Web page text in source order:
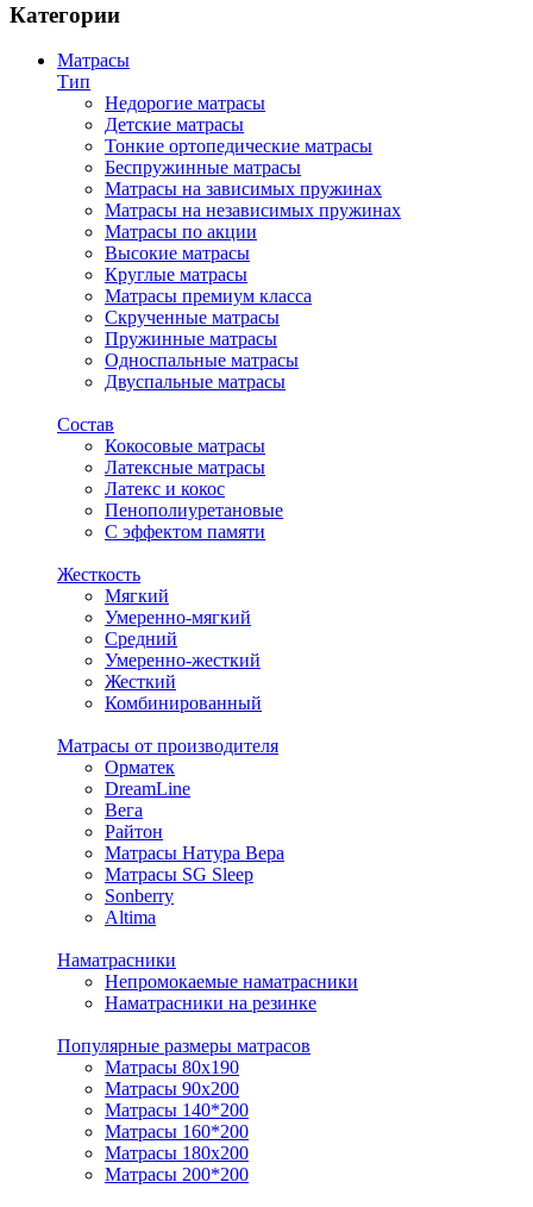
Категории
Матрасы
Тип
Недорогие матрасы
Детские матрасы
Тонкие ортопедические матрасы
Беспружинные матрасы
Матрасы на зависимых пружинах
Матрасы на независимых пружинах
Матрасы по акции
Высокие матрасы
Круглые матрасы
Матрасы премиум класса
Скрученные матрасы
Пружинные матрасы
Односпальные матрасы
Двуспальные матрасы
Состав
Кокосовые матрасы
Латексные матрасы
Латекс и кокос
Пенополиуретановые
С эффектом памяти
Жесткость
Мягкий
Умеренно-мягкий
Средний
Умеренно-жесткий
Жесткий
Комбинированный
Матрасы от производителя
Орматек
DreamLine
Вега
Райтон
Матрасы Натура Вера
Матрасы SG Sleep
Sonberry
Altima
Наматрасники
Непромокаемые наматрасники
Наматрасники на резинке
Популярные размеры матрасов
Матрасы 80x190
Матрасы 90x200
Матрасы 140*200
Матрасы 160*200
Матрасы 180x200
Матрасы 200*200